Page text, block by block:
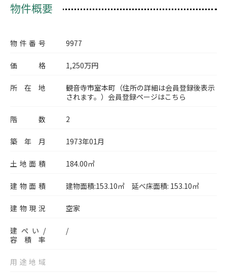
物件概要
物件番号 9977
価格 1,250万円
所在地
観音寺市室本町（住所の詳細は会員登録後表示
されます。） 会員登録ページはこちら
階数 2
築年月 1973年01月
土地面積 184.00㎡
建物面積 建物面積:153.10㎡ 延べ床面積: 153.10㎡
建物現況 空家
建ぺい/
容積率
/
用途地域